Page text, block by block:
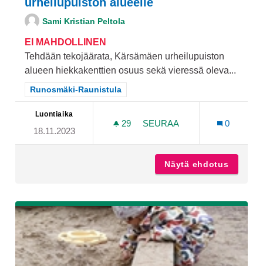
urheilupuiston alueelle
Sami Kristian Peltola
EI MAHDOLLINEN
Tehdään tekojäärata, Kärsämäen urheilupuiston
alueen hiekkakenttien osuus sekä vieressä oleva...
Rajaa tulokset teeman mukaan: Runosmäki-Raunistula
Runosmäki-Raunistula
Luontiaika
18.11.2023
29 29 SEURAAJAA
SEURAA
0
Näytä ehdotus